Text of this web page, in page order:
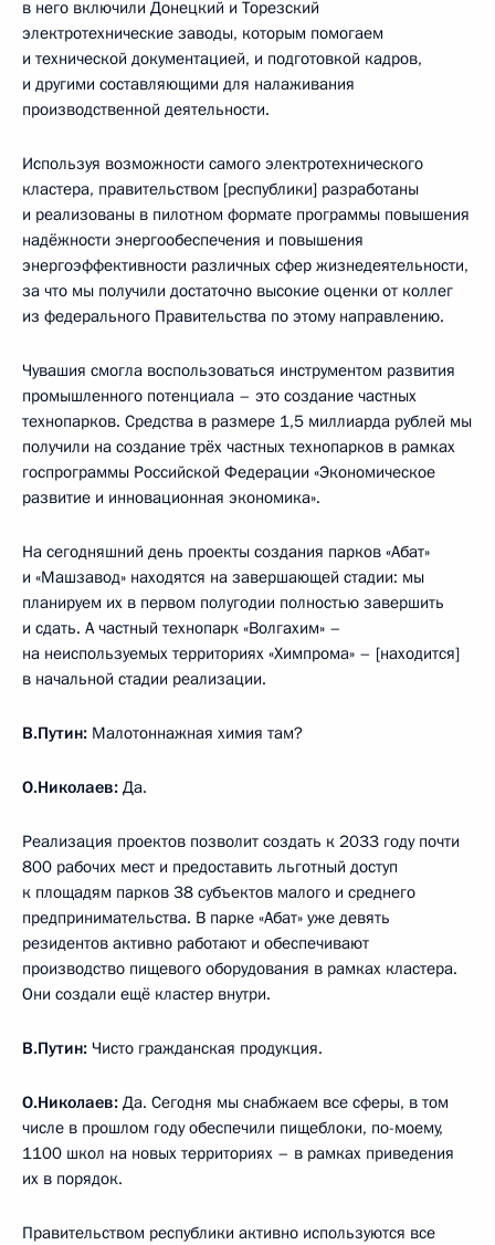
в него включили Донецкий и Торезский
электротехнические заводы, которым помогаем
и технической документацией, и подготовкой кадров,
и другими составляющими для налаживания
производственной деятельности.
Используя возможности самого электротехнического
кластера, правительством [республики] разработаны
и реализованы в пилотном формате программы повышения
надёжности энергообеспечения и повышения
энергоэффективности различных сфер жизнедеятельности,
за что мы получили достаточно высокие оценки от коллег
из федерального Правительства по этому направлению.
Чувашия смогла воспользоваться инструментом развития
промышленного потенциала – это создание частных
технопарков. Средства в размере 1,5 миллиарда рублей мы
получили на создание трёх частных технопарков в рамках
госпрограммы Российской Федерации «Экономическое
развитие и инновационная экономика».
На сегодняшний день проекты создания парков «Абат»
и «Машзавод» находятся на завершающей стадии: мы
планируем их в первом полугодии полностью завершить
и сдать. А частный технопарк «Волгахим» –
на неиспользуемых территориях «Химпрома» – [находится]
в начальной стадии реализации.
В.Путин: Малотоннажная химия там?
О.Николаев: Да.
Реализация проектов позволит создать к 2033 году почти
800 рабочих мест и предоставить льготный доступ
к площадям парков 38 субъектов малого и среднего
предпринимательства. В парке «Абат» уже девять
резидентов активно работают и обеспечивают
производство пищевого оборудования в рамках кластера.
Они создали ещё кластер внутри.
В.Путин: Чисто гражданская продукция.
О.Николаев: Да. Сегодня мы снабжаем все сферы, в том
числе в прошлом году обеспечили пищеблоки, по-моему,
1100 школ на новых территориях – в рамках приведения
их в порядок.
Правительством республики активно используются все